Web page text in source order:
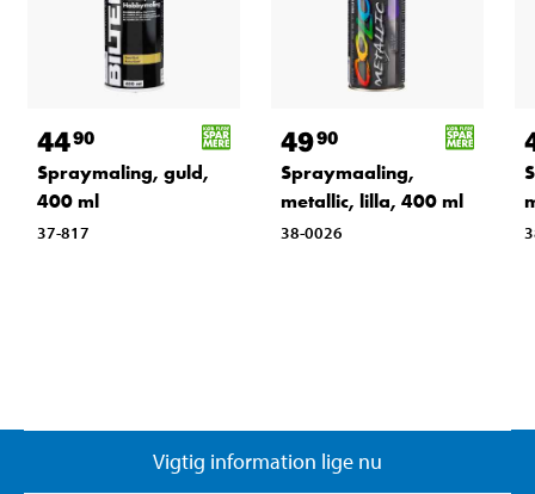
4490
Spraymaling, guld,
400 ml
37-817
4990
Spraymaaling,
metallic, lilla, 400 ml
38-0026
Vigtig information lige nu